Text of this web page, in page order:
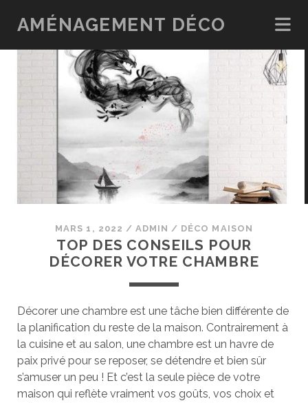
AMÉNAGEMENT DÉCO
MARS 1, 2022 / ADMIN / DÉCO MAISON
TOP DES CONSEILS POUR
DÉCORER VOTRE CHAMBRE
Décorer une chambre est une tâche bien différente de
la planification du reste de la maison. Contrairement à
la cuisine et au salon, une chambre est un havre de
paix privé pour se reposer, se détendre et bien sûr
s’amuser un peu ! Et c’est la seule pièce de votre
maison qui reflète vraiment vos goûts, vos choix et